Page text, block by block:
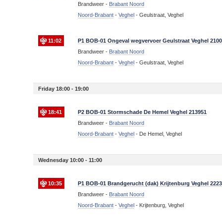
Brandweer - Brabant Noord
Noord-Brabant -Veghel -Geulstraat, Veghel
11:02
P1 BOB-01 Ongeval wegvervoer Geulstraat Veghel
Brandweer - Brabant Noord
Noord-Brabant -Veghel -Geulstraat, Veghel
Friday 18:00 - 19:00
18:41
P2 BOB-01 Stormschade De Hemel Veghel 213951
Brandweer - Brabant Noord
Noord-Brabant -Veghel - De Hemel, Veghel
Wednesday 10:00 - 11:00
10:35
P1 BOB-01 Brandgerucht (dak) Krijtenburg Veghel
Brandweer - Brabant Noord
Noord-Brabant -Veghel - Krijtenburg, Veghel